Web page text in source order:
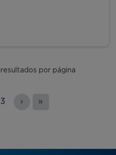
resultados por página
3 › »